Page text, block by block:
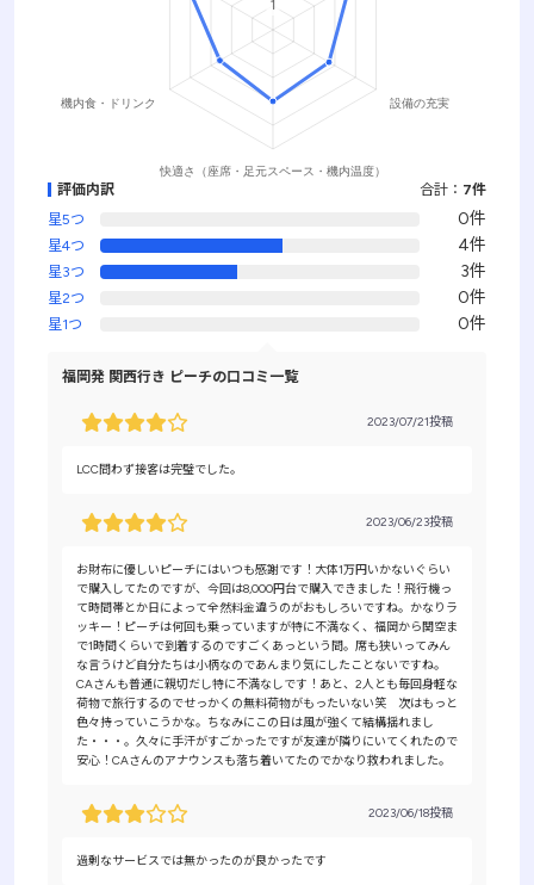
評価内訳 合計： 7件
星5つ
0件
星4つ 4件
星3つ 3件
星2つ 0件
星1つ 0件
福岡発 関西行き ピーチの口コミ一覧
2023/07/21投稿
LCC問わず接客は完璧でした。
2023/06/23投稿
お財布に優しいピーチにはいつも感謝です！大体1万円いかないぐらい
で購入してたのですが、今回は8,000円台で購入できました！飛行機っ
て時間帯とか日によって全然料金違うのがおもしろいですね。かなりラ
ッキー！ピーチは何回も乗っていますが特に不満なく、福岡から関空ま
で1時間くらいで到着するのですごくあっという間。席も狭いってみん
な言うけど自分たちは小柄なのであんまり気にしたことないですね。
CAさんも普通に親切だし特に不満なしです！あと、2人とも毎回身軽な
荷物で旅行するのでせっかくの無料荷物がもったいない笑 次はもっと
色々持っていこうかな。ちなみにこの日は風が強くて結構揺れまし
た・・・。久々に手汗がすごかったですが友達が隣りにいてくれたので
安心！CAさんのアナウンスも落ち着いてたのでかなり救われました。
2023/06/18投稿
過剰なサービスでは無かったのが良かったです